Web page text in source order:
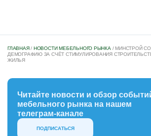
ГЛАВНАЯ/ НОВОСТИ МЕБЕЛЬНОГО РЫНКА / МИНСТРОЙ
ДЕМОГРАФИЮ ЗА СЧЁТ СТИМУЛИРОВАНИЯ
ЖИЛЬЯ
Читайте новости и обзор
мебельного рынка на нашем
телеграм-канале
ПОДПИСАТЬСЯ